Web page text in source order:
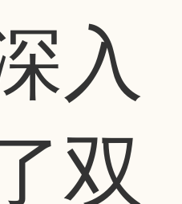
入
双